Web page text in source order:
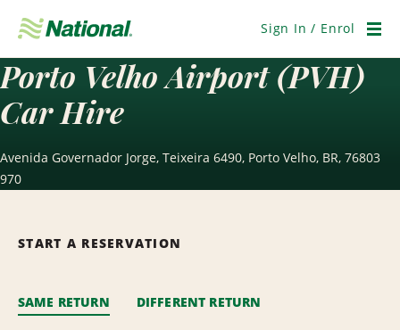
Navigation
Sign In / Enrol
Porto Velho Airport (PVH)
Car Hire
Avenida Governador Jorge, Teixeira 6490, Porto Velho, BR, 76803
970
START A RESERVATION
SAME RETURN DIFFERENT RETURN